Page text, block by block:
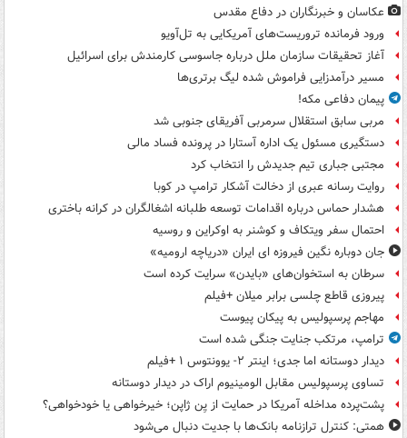
عکاسان و خبرنگاران در دفاع مقدس
ورود فرمانده تروریست‌های آمریکایی به تل‌آویو
آغاز تحقیقات سازمان ملل درباره جاسوسی کارمندش برای اسرائیل
مسیر درآمدزایی فراموش شده لیگ برتری‌ها
پیمان دفاعی مکه!
مربی سابق استقلال سرمربی آفریقای جنوبی شد
دستگیری مسئول یک اداره آستارا در پرونده فساد مالی
مجتبی جباری تیم جدیدش را انتخاب کرد
روایت رسانه عبری از دخالت آشکار ترامپ در کوبا
هشدار حماس درباره اقدامات توسعه طلبانه اشغالگران در کرانه باختری
احتمال سفر ویتکاف و کوشنر به اوکراین و روسیه
جان دوباره نگین فیروزه ای ایران «دریاچه ارومیه»
سرطان به استخوان‌های «بایدن» سرایت کرده است
پیروزی قاطع چلسی برابر میلان +فیلم
مهاجم پرسپولیس به پیکان پیوست
ترامپ، مرتکب جنایت جنگی شده است
دیدار دوستانه اما جدی؛ اینتر ۲- یوونتوس ۱ +فیلم
تساوی پرسپولیس مقابل الومینیوم اراک در دیدار دوستانه
پشت‌پرده مداخله آمریکا در حمایت از یِن ژاپن؛ خیرخواهی یا خودخواهی؟
همتی: کنترل ترازنامه بانک‌ها با جدیت دنبال می‌شود